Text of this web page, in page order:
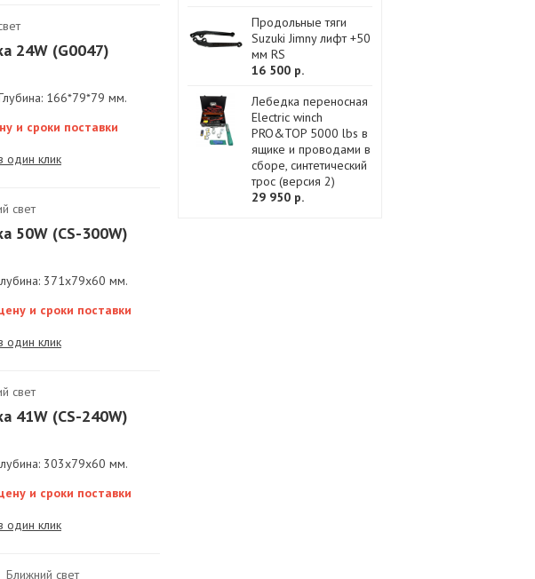
24W (G0047)
166*79*79 мм.
и сроки поставки
один клик
свет
50W (CS-300W)
371х79х60 мм.
и сроки поставки
один клик
свет
41W (CS-240W)
303х79х60 мм.
и сроки поставки
один клик
Ближний свет
Продольные тяги
Suzuki Jimny лифт +50
мм RS
16 500 р.
Лебедка переносная
Electric winch
PRO&TOP 5000 lbs в
ящике и проводами в
сборе, синтетический
трос (версия 2)
29 950 р.